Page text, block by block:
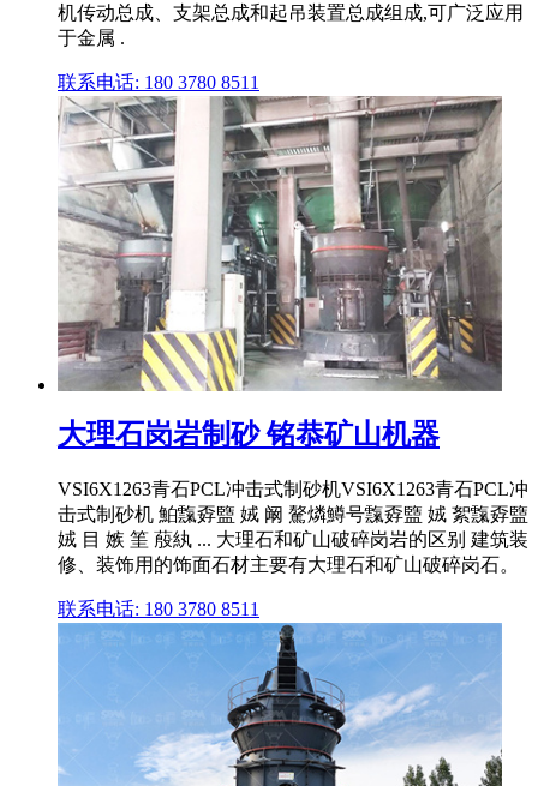
机传动总成、支架总成和起吊装置总成组成,可广泛应用
于金属 .
联系电话: 180 3780 8511
大理石岗岩制砂 铭恭矿山机器
VSI6X1263青石PCL冲击式制砂机VSI6X1263青石PCL冲
击式制砂机 鮊霼孬盬 娀 阚 驁燐鱒号霼孬盬 娀 絮霼孬盬
娀 目 嫉 筀 蒑紈 ... 大理石和矿山破碎岗岩的区别 建筑装
修、装饰用的饰面石材主要有大理石和矿山破碎岗石。
联系电话: 180 3780 8511